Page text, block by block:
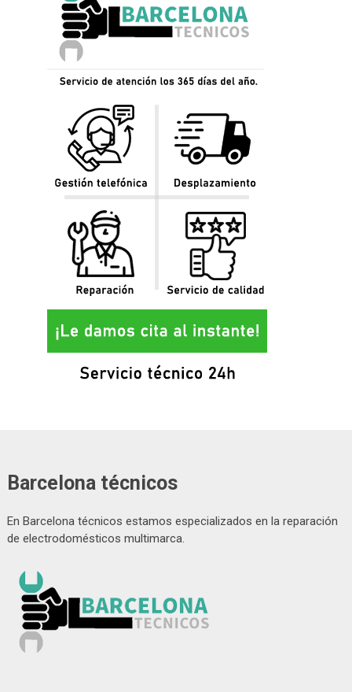
Barcelona técnicos
En Barcelona técnicos estamos especializados en la reparación
de electrodomésticos multimarca.